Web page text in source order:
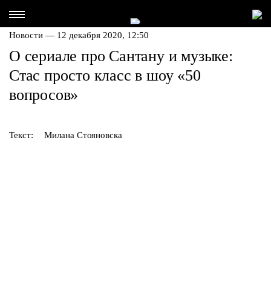
Новости — 12 декабря 2020, 12:50
О сериале про Сантану и музыке:
Стас просто класс в шоу «50
вопросов»
Текст: Милана Стояновска